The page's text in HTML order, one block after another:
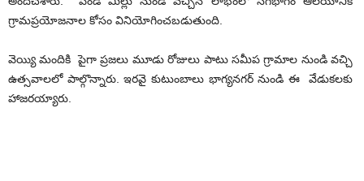
గ్రామప్రయోజనాల కోసం వినియోగించబడుతుంది.
వెయ్యి మందికి పైగా ప్రజలు మూడు రోజులు పాటు సమీప గ్రామాల నుండి వచ్చి
ఉత్సవాలలో పాల్గొన్నారు. ఇరవై కుటుంబాలు భాగ్యనగర్ నుండి ఈ వేడుకలకు
హాజరయ్యారు.